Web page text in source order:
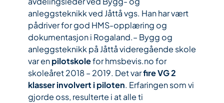
anleggsteknikk ved Jåttå vgs. Han har vært
pådriver for god HMS-opplæring og
dokumentasjon i Rogaland.– Bygg og
anleggsteknikk på Jåttå videregående skole
var enpilotskolefor hmsbevis.no for
skoleåret 2018 – 2019. Det varfire VG 2
klasser involvert i piloten. Erfaringen som vi
gjorde oss, resulterte i at alle ti